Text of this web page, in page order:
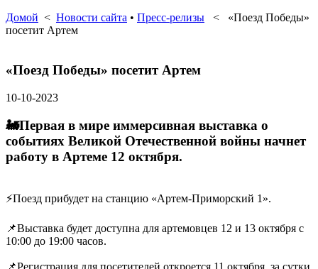
Домой < Новости сайта • Пресс-релизы < «Поезд Победы»
посетит Артем
«Поезд Победы» посетит Артем
10-10-2023
🚂Первая в мире иммерсивная выставка о
событиях Великой Отечественной войны начнет
работу в Артеме 12 октября.
⚡️Поезд прибудет на станцию «Артем-Приморский 1».
📌Выставка будет доступна для артемовцев 12 и 13 октября с
10:00 до 19:00 часов.